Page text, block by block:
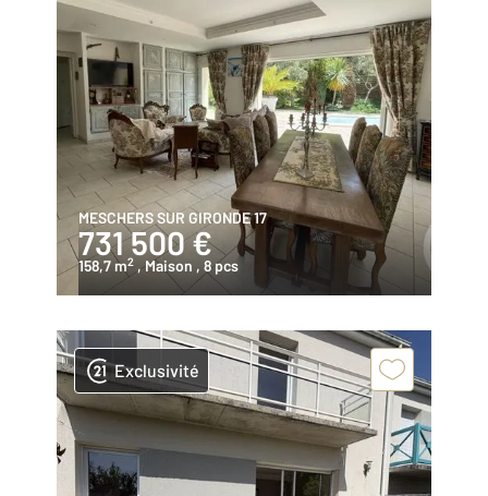
MESCHERS SUR GIRONDE 17
731 500 €
158,7 m2 , Maison , 8 pcs
Exclusivité